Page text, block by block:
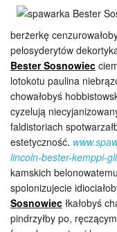
berżerkę
pelosyderytów
Bester Sosnowiec
lotokotu paulina
chowałobyś
cyzelują
faldistoriach
estetyczność.
lincoln-bester-kemppi-
kamskich
spolonizujecie
Sosnowiec łkałobyś
pindrzyłby po,